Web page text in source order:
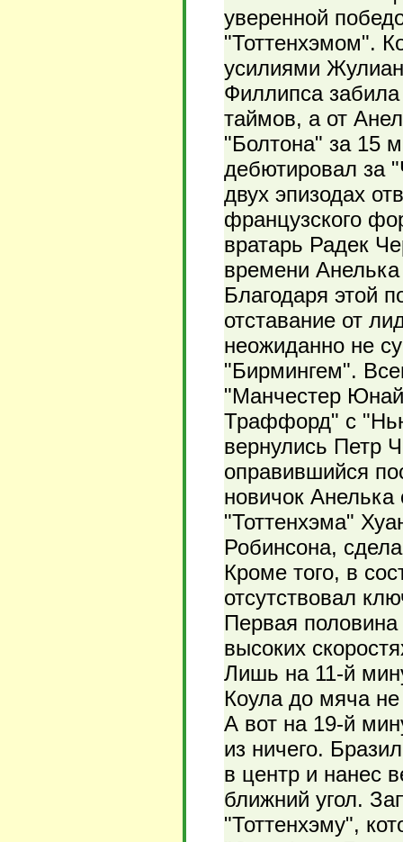
уверенной
"Тоттенхэмом".
усилиями
Филлипса
таймов, а от
"Болтона" за 15
дебютировал за
двух эпизодах
французского
вратарь Радек
времени
Благодаря этой
отставание от
неожиданно не
"Бирмингем".
"Манчестер
Траффорд" с
вернулись Петр
оправившийся
новичок Анелька
"Тоттенхэма"
Робинсона,
Кроме того, в
отсутствовал
Первая
высоких
Лишь на 11-й
Коула до мяча
А вот на 19-й
из ничего.
в центр и нанес
ближний угол.
"Тоттенхэму",